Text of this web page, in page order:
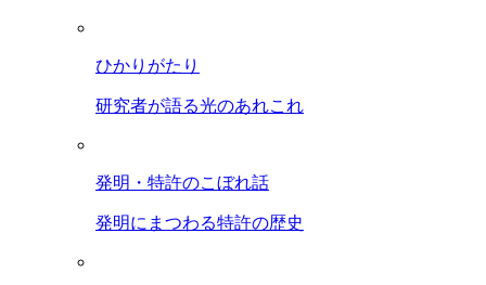
ひかりがたり
研究者が語る光のあれこれ
発明・特許のこぼれ話
発明にまつわる特許の歴史